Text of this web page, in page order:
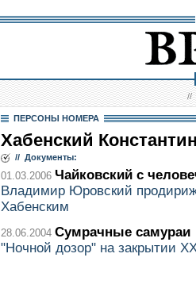
//
ПЕРСОНЫ НОМЕРА
Хабенский
// Документы:
01.03.2006 Чайковский с
Владимир Юровский
Хабенским
28.06.2004 Сумрачные самураи
"Ночной дозор" на закрытии